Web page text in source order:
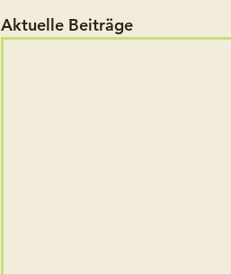
Aktuelle Beiträge